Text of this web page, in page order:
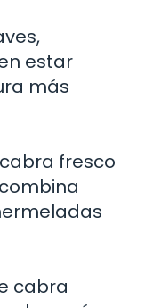
estar
más
fresco
cabra